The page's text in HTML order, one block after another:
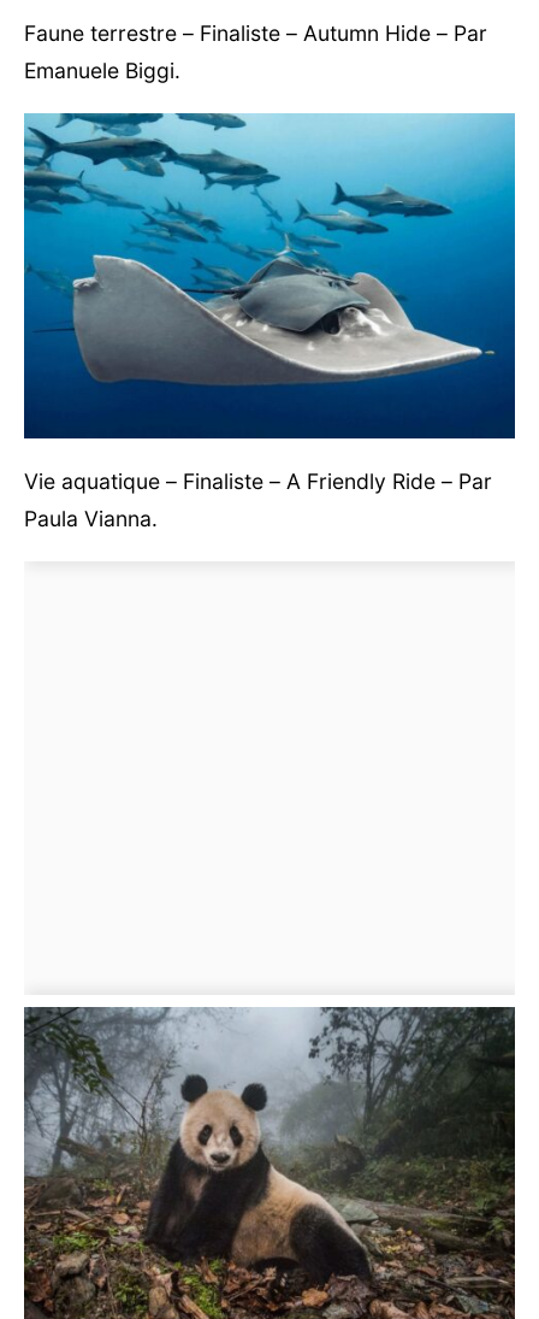
Faune terrestre – Finaliste – Autumn Hide – Par
Emanuele Biggi.
Vie aquatique – Finaliste – A Friendly Ride – Par
Paula Vianna.